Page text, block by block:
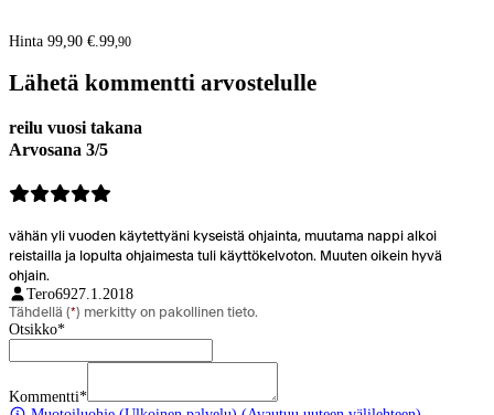
Hinta 99,90 €. 99,90
Lähetä kommentti arvostelulle
reilu vuosi takana
Arvosana 3/5
vähän yli vuoden käytettyäni kyseistä ohjainta, muutama nappi alkoi
reistailla ja lopulta ohjaimesta tuli käyttökelvoton. Muuten oikein hyvä
ohjain.
Tero6927.1.2018
Tähdellä (*) merkitty on pakollinen tieto.
Otsikko*
Kommentti*